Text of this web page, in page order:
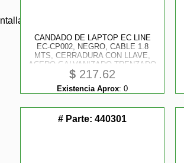
monotores
CANDADO DE LAPTOP EC LINE
EC-CP002, NEGRO, CABLE 1.8
MTS, CERRADURA CON LLAVE,
ACERO GALVANIZADO TRENZADO
REVESTIDO CON VINIL
TRANSPARENTE, ROTACION 360
DOBLE EJE
$ 217.62
Existencia Aprox: 0
# Parte:440301